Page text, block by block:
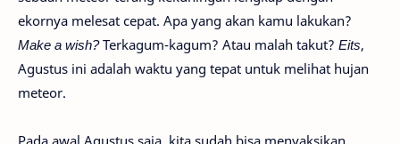
ekornya melesat cepat. Apa yang akan kamu lakukan?
Make a wish?Terkagum-kagum? Atau malah takut? Eits,
Agustus ini adalah waktu yang tepat untuk melihat hujan
meteor.